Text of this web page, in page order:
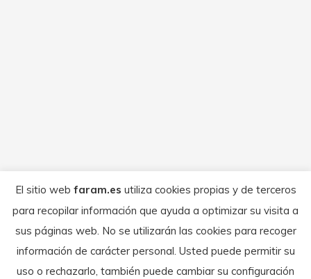
nos informa que se aplaza el motocross de
Falces. Cuando sepan la nueva fecha nos
avisarán
El sitio web faram.es utiliza cookies propias y de terceros
para recopilar información que ayuda a optimizar su visita a
sus páginas web. No se utilizarán las cookies para recoger
información de carácter personal. Usted puede permitir su
uso o rechazarlo, también puede cambiar su configuración